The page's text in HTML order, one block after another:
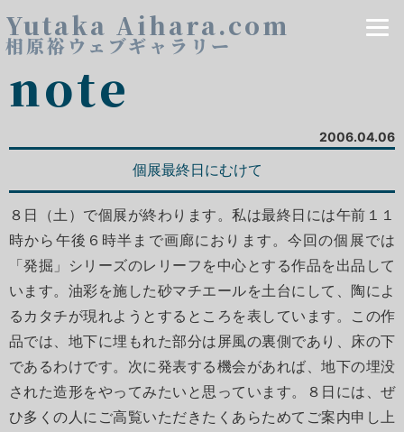
Yutaka Aihara.com
相原裕ウェブギャラリー
note
2006.04.06
個展最終日にむけて
８日（土）で個展が終わります。私は最終日には午前１１
時から午後６時半まで画廊におります。今回の個展では
「発掘」シリーズのレリーフを中心とする作品を出品して
います。油彩を施した砂マチエールを土台にして、陶によ
るカタチが現れようとするところを表しています。この作
品では、地下に埋もれた部分は屏風の裏側であり、床の下
であるわけです。次に発表する機会があれば、地下の埋没
された造形をやってみたいと思っています。８日には、ぜ
ひ多くの人にご高覧いただきたくあらためてご案内申し上